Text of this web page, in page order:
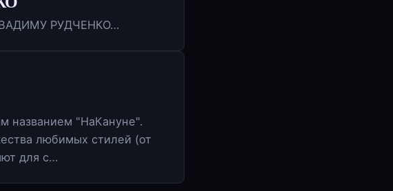
РУДЧЕНКО…
названием "НаКануне".
любимых стилей (от
для с…